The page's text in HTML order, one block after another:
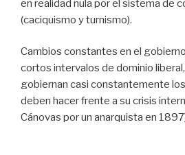
en realidad nula por el sistema de
(caciquismo y turnismo).
Cambios constantes en el
cortos intervalos de dominio
gobiernan casi constantemente
deben hacer frente a su crisis
Cánovas por un anarquista en